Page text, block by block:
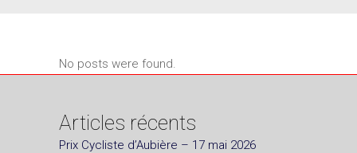
No posts were found.
Articles récents
Prix Cycliste d’Aubière – 17 mai 2026